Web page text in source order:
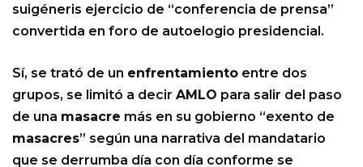
suigéneris ejercicio de “conferencia de prensa”
convertida en foro de autoelogio presidencial.
Sí, se trató de un enfrentamiento entre dos
grupos, se limitó a decir AMLO para salir del paso
de una masacre más en su gobierno “exento de
masacres” según una narrativa del mandatario
que se derrumba día con día conforme se